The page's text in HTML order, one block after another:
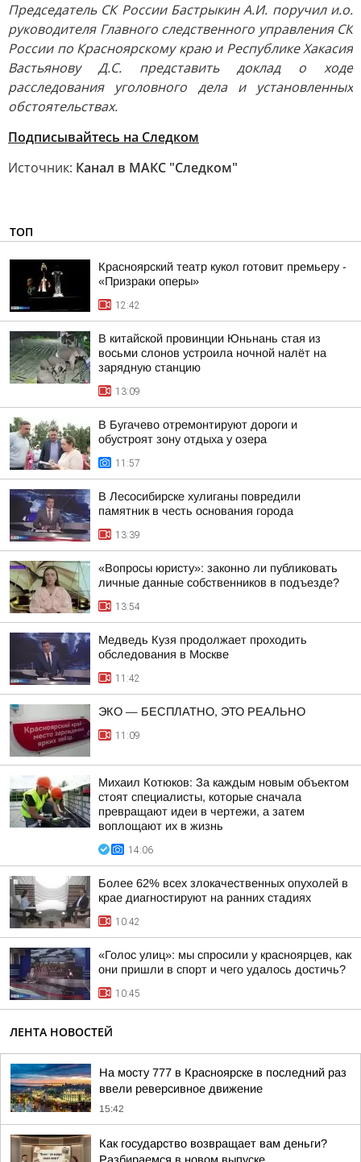
Председатель СК России Бастрыкин А.И. поручил и.о.
руководителя Главного следственного управления СК
России по Красноярскому краю и Республике Хакасия
Вастьянову Д.С. представить доклад о ходе
расследования уголовного дела и установленных
обстоятельствах.
Подписывайтесь на Следком
Источник: Канал в МАКС "Следком"
ТОП
Красноярский театр кукол готовит премьеру -
«Призраки оперы»
12:42
В китайской провинции Юньнань стая из
восьми слонов устроила ночной налёт на
зарядную станцию
13:09
В Бугачево отремонтируют дороги и
обустроят зону отдыха у озера
11:57
В Лесосибирске хулиганы повредили
памятник в честь основания города
13:39
«Вопросы юристу»: законно ли публиковать
личные данные собственников в подъезде?
13:54
Медведь Кузя продолжает проходить
обследования в Москве
11:42
ЭКО — БЕСПЛАТНО, ЭТО РЕАЛЬНО
11:09
Михаил Котюков: За каждым новым объектом
стоят специалисты, которые сначала
превращают идеи в чертежи, а затем
воплощают их в жизнь
14:06
Более 62% всех злокачественных опухолей в
крае диагностируют на ранних стадиях
10:42
«Голос улиц»: мы спросили у красноярцев, как
они пришли в спорт и чего удалось достичь?
10:45
ЛЕНТА НОВОСТЕЙ
На мосту 777 в Красноярске в последний раз
ввели реверсивное движение
15:42
Как государство возвращает вам деньги?